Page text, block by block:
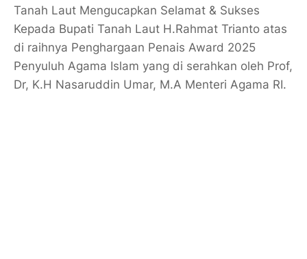
Tanah Laut Mengucapkan Selamat & Sukses
Kepada Bupati Tanah Laut H.Rahmat Trianto atas
di raihnya Penghargaan Penais Award 2025
Penyuluh Agama Islam yang di serahkan oleh Prof,
Dr, K.H Nasaruddin Umar, M.A Menteri Agama RI.